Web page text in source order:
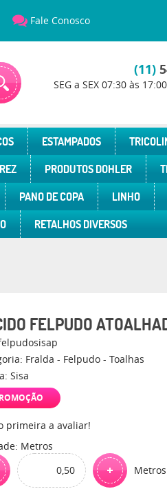
Fale Conosco
(11)
SEG a SEX 07:30 às
ESTAMPADOS
PRODUTOS DOHLER
PANO DE COPA LINHO
RETALHOS DIVERSOS
FELPUDO
Fralda - Felpudo - Toalhas
Sisa
primeira a avaliar!
Metros
Metros